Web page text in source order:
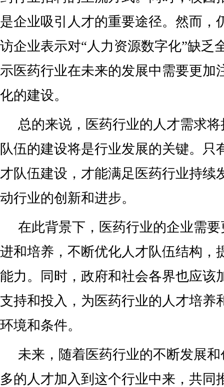
是企业吸引人才的重要途径。然而，
访企业表示对“人力资源数字化”缺乏
示医药行业在未来的发展中需要更加
化的建设。
总的来说，医药行业的人才需求
队伍的建设将是行业发展的关键。只
才队伍建设，才能满足医药行业持续
动行业的创新和进步。
在此背景下，医药行业的企业需
进和培养，不断优化人才队伍结构，
能力。同时，政府和社会各界也应该
支持和投入，为医药行业的人才培养
环境和条件。
未来，随着医药行业的不断发展
多的人才加入到这个行业中来，共同